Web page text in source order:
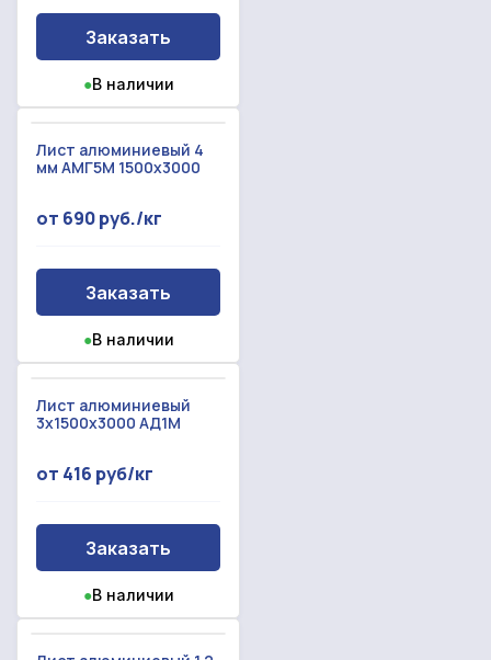
Заказать
●В наличии
Лист алюминиевый 4
мм АМГ5М 1500х3000
от 690 руб./кг
Заказать
●В наличии
Лист алюминиевый
3x1500x3000 АД1М
от 416 руб/кг
Заказать
●В наличии